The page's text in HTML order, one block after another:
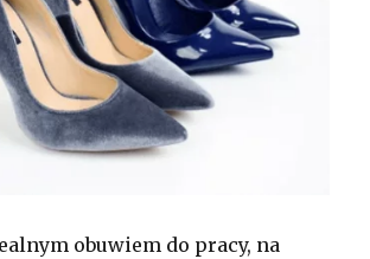
obuwiem do pracy, na